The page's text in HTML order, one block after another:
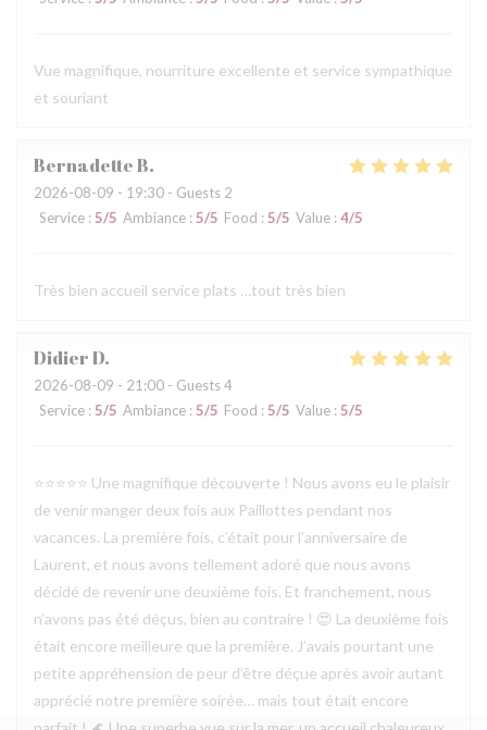
Vue magnifique, nourriture excellente et service sympathique
et souriant
BernadetteB
2026-08-09 - 19:30 - Guests 2
Service : 5/5 Ambiance : 5/5 Food : 5/5 Value : 4/5
Très bien accueil service plats …tout très bien
DidierD
2026-08-09 - 21:00 - Guests 4
Service : 5/5 Ambiance : 5/5 Food : 5/5 Value : 5/5
⭐⭐⭐⭐⭐ Une magnifique découverte ! Nous avons eu le plaisir
de venir manger deux fois aux Paillottes pendant nos
vacances. La première fois, c’était pour l’anniversaire de
Laurent, et nous avons tellement adoré que nous avons
décidé de revenir une deuxième fois. Et franchement, nous
n’avons pas été déçus, bien au contraire ! 😍 La deuxième fois
était encore meilleure que la première. J’avais pourtant une
petite appréhension de peur d’être déçue après avoir autant
apprécié notre première soirée… mais tout était encore